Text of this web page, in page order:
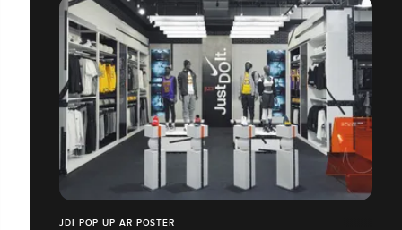
JDI POP UP AR POSTER